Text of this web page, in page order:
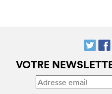
VOTRE